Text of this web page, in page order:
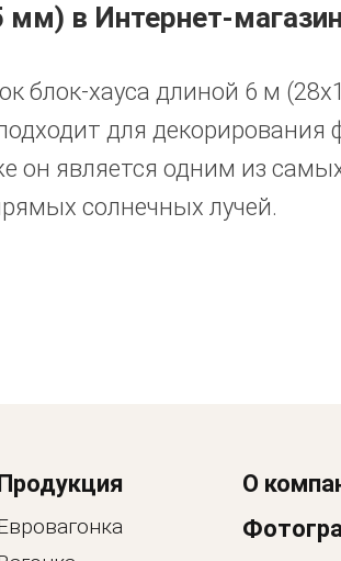
в Интернет-
блок-хауса длиной 6 м
для
он является одним из
солнечных лучей.
О